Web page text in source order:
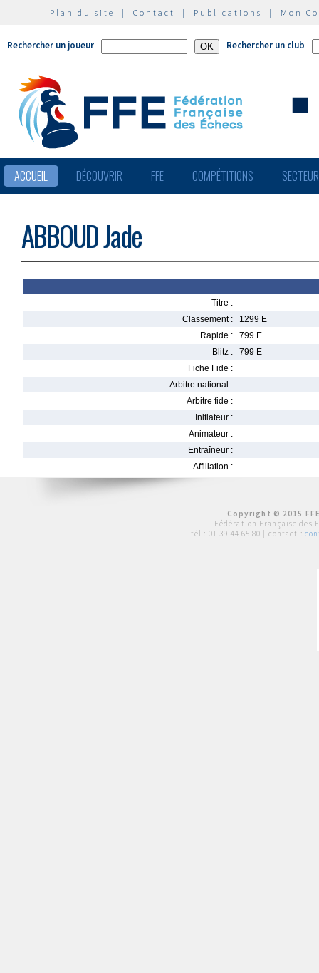
Plan du site | Contact | Publications | Mon
Rechercher un joueur Rechercher un club
ACCUEIL DÉCOUVRIR FFE COMPÉTITIONS
ABBOUD Jade
Titre :
Classement :
1299 E
Rapide :
799 E
Blitz :
799 E
Fiche Fide :
Arbitre national :
Arbitre fide :
Initiateur :
Animateur :
Entraîneur :
Affiliation :
Copyright © 2015
Fédération Française des
tél : 01 39 44 65 80 | contact :